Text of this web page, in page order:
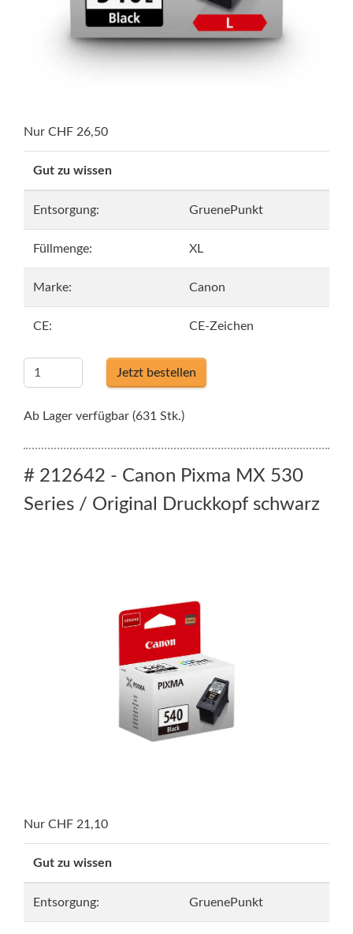
Nur CHF 26,50
Gut zu wissen
Entsorgung: GruenePunkt
Füllmenge: XL
Marke: Canon
CE: CE-Zeichen
Jetzt bestellen
Ab Lager verfügbar (631 Stk.)
# 212642 - Canon Pixma MX 530
Series / Original Druckkopf schwarz
Nur CHF 21,10
Gut zu wissen
Entsorgung: GruenePunkt